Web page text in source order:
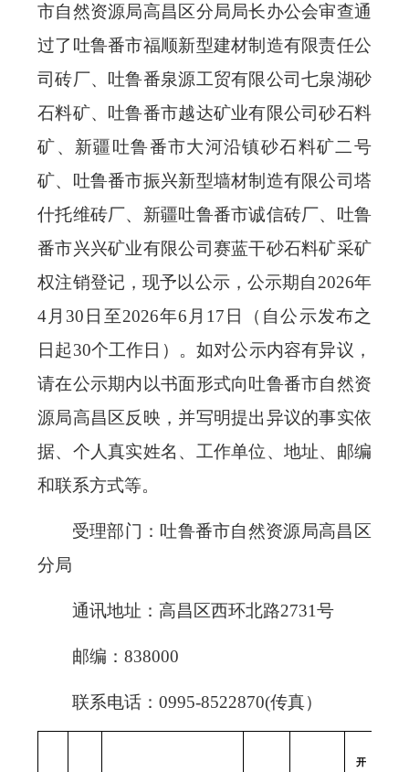
市自然资源局高昌区分局局长办公会审查通
过了吐鲁番市福顺新型建材制造有限责任公
司砖厂、吐鲁番泉源工贸有限公司七泉湖砂
石料矿、吐鲁番市越达矿业有限公司砂石料
矿、新疆吐鲁番市大河沿镇砂石料矿二号
矿、吐鲁番市振兴新型墙材制造有限公司塔
什托维砖厂、新疆吐鲁番市诚信砖厂、吐鲁
番市兴兴矿业有限公司赛蓝干砂石料矿采矿
权注销登记，现予以公示，公示期自2026年
4月30日至2026年6月17日（自公示发布之
日起30个工作日）。如对公示内容有异议，
请在公示期内以书面形式向吐鲁番市自然资
源局高昌区反映，并写明提出异议的事实依
据、个人真实姓名、工作单位、地址、邮编
和联系方式等。
受理部门：吐鲁番市自然资源局高昌区
分局
通讯地址：高昌区西环北路2731号
邮编： 838000
联系电话： 0995-8522870(传真）
开